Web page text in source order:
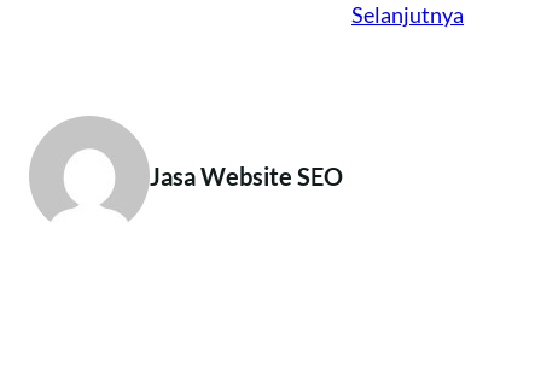
Selanjutnya
Jasa Website SEO